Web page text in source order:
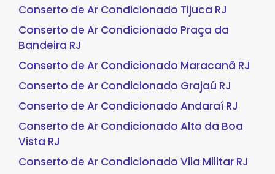
Conserto de Ar Condicionado Tijuca RJ
Conserto de Ar Condicionado Praça da
Bandeira RJ
Conserto de Ar Condicionado Maracanã RJ
Conserto de Ar Condicionado Grajaú RJ
Conserto de Ar Condicionado Andaraí RJ
Conserto de Ar Condicionado Alto da Boa
Vista RJ
Conserto de Ar Condicionado Vila Militar RJ